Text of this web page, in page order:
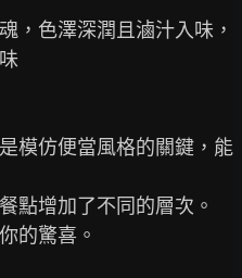
，色澤深潤且滷汁入味，
模仿便當風格的關鍵，能
點增加了不同的層次。
的驚喜。